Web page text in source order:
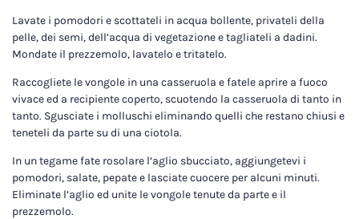
Lavate i pomodori e scottateli in acqua bollente, privateli della
pelle, dei semi, dell’acqua di vegetazione e tagliateli a dadini.
Mondate il prezzemolo, lavatelo e tritatelo.
Raccogliete le vongole in una casseruola e fatele aprire a fuoco
vivace ed a recipiente coperto, scuotendo la casseruola di tanto in
tanto. Sgusciate i molluschi eliminando quelli che restano chiusi e
teneteli da parte su di una ciotola.
In un tegame fate rosolare l’aglio sbucciato, aggiungetevi i
pomodori, salate, pepate e lasciate cuocere per alcuni minuti.
Eliminate l’aglio ed unite le vongole tenute da parte e il
prezzemolo.